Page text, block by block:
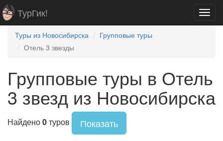
ТурГик!
Туры из Новосибирска
Групповые туры
Отель 3 звезды
Групповые туры в Отель
3 звезд из Новосибирска
Найдено0туров Показать